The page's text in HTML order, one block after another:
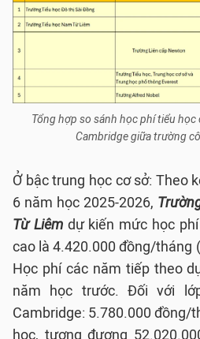
Tổng hợp so sánh học phí tiểu
Cambridge giữa trường
Ở bậc trung học cơ sở: Theo
6 năm học 2025-2026,
Từ Liêm dự kiến mức học
cao là 4.420.000 đồng/tháng
Học phí các năm tiếp theo
năm học trước. Đối với
Cambridge: 5.780.000 đồng/
học, tương đương